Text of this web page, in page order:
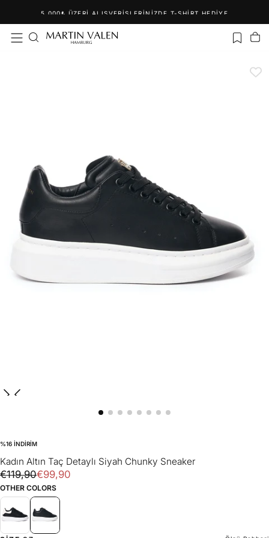
5.000₺ ÜZERI ALIŞVERIŞLERINIZDE T-SHIRT HEDIYE
%16 INDIRIM
Kadın Altın Taç Detaylı Siyah Chunky Sneaker
€99,90
Normal
fiyat
€119,90İndirimli
fiyat
€99,90
OTHER COLORS